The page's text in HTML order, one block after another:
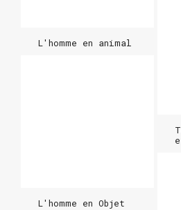
L'homme en animal
L'homme en Objet